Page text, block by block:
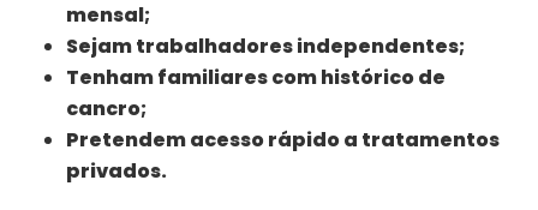
mensal;
Sejam trabalhadores independentes;
Tenham familiares com histórico de
cancro;
Pretendem acesso rápido a tratamentos
privados.